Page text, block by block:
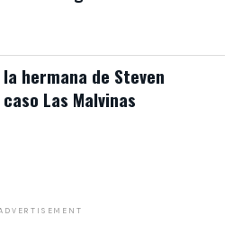
hermana de Steven
Las Malvinas